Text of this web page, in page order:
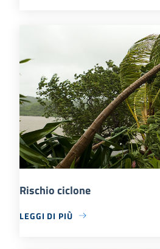
Rischio ciclone
LEGGI DI PIÙ